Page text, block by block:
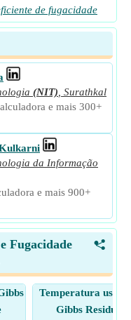
de fugacidade
(NIT) Surathkal
e mais 300+
da Informação
e mais 900+
<
Fugacidade
Temperatura
Gibbs Residual